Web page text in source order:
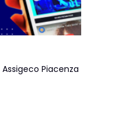
Piacenza